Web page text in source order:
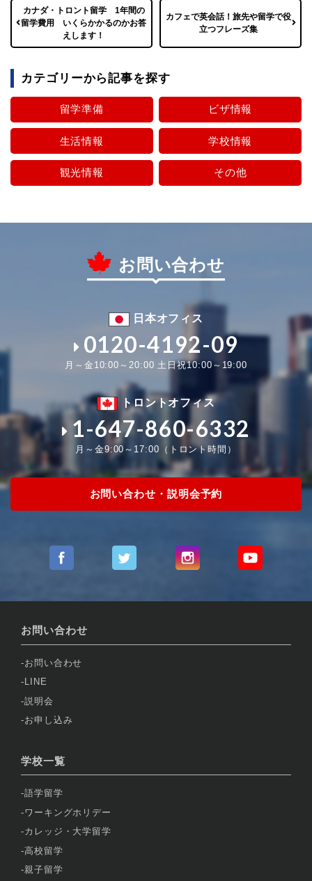
カナダ・トロント留学 1年間の
留学費用 いくらかかるのかお答
えします！
カフェで英会話！旅先や留学で役
立つフレーズ集
カテゴリーから記事を探す
留学準備 ビザ情報
生活情報 学校情報
観光情報 その他
お問い合わせ
日本オフィス
0120-4192-09
月～金10:00～20:00 土日祝10:00～19:00
トロントオフィス
1-647-860-6332
月～金9:00～17:00（トロント時間）
お問い合わせ・説明会予約
お問い合わせ
お問い合わせ
LINE
説明会
お申し込み
学校一覧
語学留学
ワーキングホリデー
カレッジ・大学留学
高校留学
親子留学